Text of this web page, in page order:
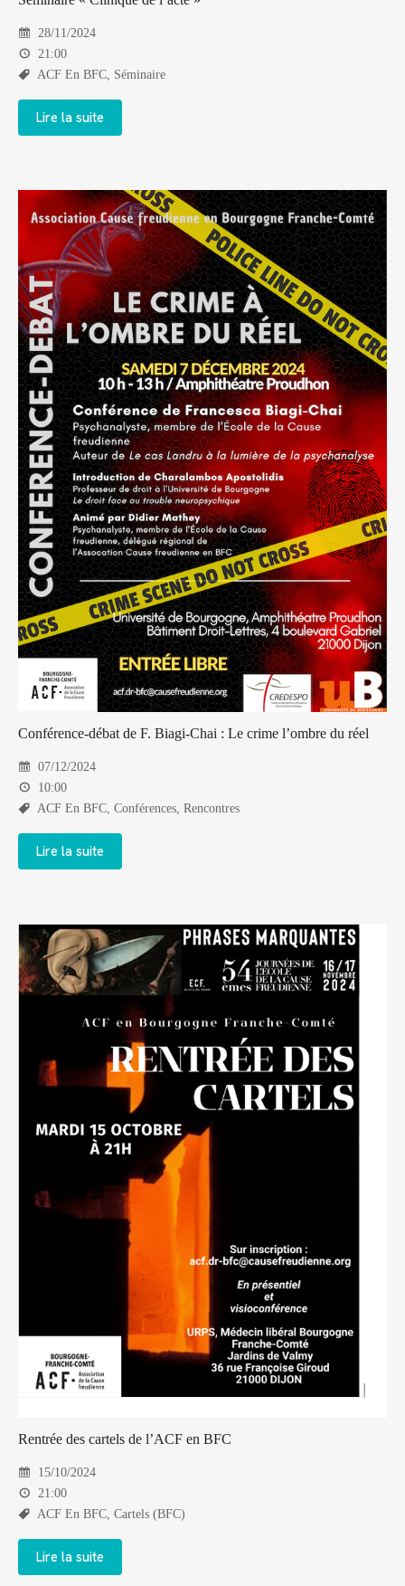
28/11/2024
21:00
ACF En BFC, Séminaire
Lire la suite
Conférence-débat de F. Biagi-Chai : Le crime l’ombre du réel
07/12/2024
10:00
ACF En BFC Conférences Rencontres
Lire la suite
Rentrée des cartels de l’ACF en BFC
15/10/2024
21:00
ACF En BFC, Cartels (BFC)
Lire la suite